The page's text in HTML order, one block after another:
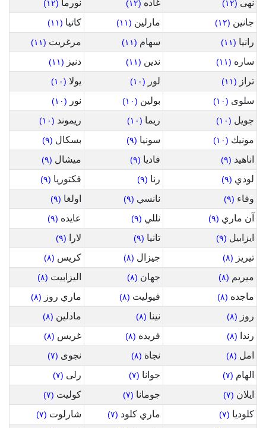
نهى (١٢) غاده (١٢) نورما (١٢)
جانين (١٢) مارلين (١١) كاتيا (١١)
رانيا (١١) سهام (١١) مرغريت (١١)
ساره (١١) ندين (١١) دنيز (١١)
تراز (١١) لور (١٠) يولا (١٠)
سلوى (١٠) بولين (١٠) نور (١٠)
جويل (١٠) ريما (١٠) ريموند (١٠)
مونيك (١٠) سونيا (٩) بسكال (٩)
اناهيد (٩) فاديا (٩) ميشال (٩)
لودي (٩) رنا (٩) فكتوريا (٩)
وفاء (٩) نانسي (٩) اولغا (٩)
آن ماري (٩) نللي (٩) عايده (٩)
ايزابيل (٩) تانيا (٩) لارا (٩)
تيريز (٨) جيزال (٨) كريس (٨)
ميريم (٨) جهان (٨) اليزابيت (٨)
ماجده (٨) فيوليت (٨) ماري روز (٨)
روز (٨) نينا (٨) مادلين (٨)
رندا (٨) فريده (٨) غريس (٨)
امل (٨) نجاة (٨) نجوى (٧)
الهام (٧) جوانا (٧) رلى (٧)
ايلان (٧) جومانا (٧) كوليت (٧)
كلوديا (٧) ماري كلود (٧) شارلوت (٧)